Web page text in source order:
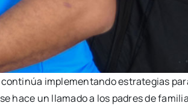
continúa implementando estrategias
hace un llamado a los padres de